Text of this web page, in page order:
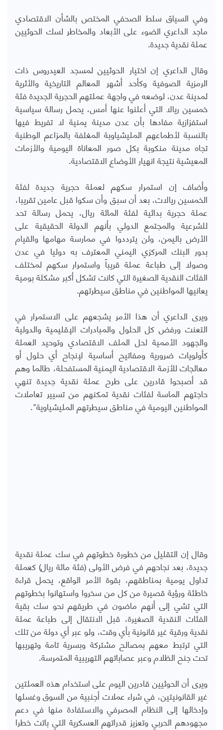
وفي السياق سلط الصحفي المختص بالشأن الاقتصادي
ماجد الداعري الضوء على الأبعاد والمخاطر لسك الحوثيين
عملة نقدية جديدة.
وقال الداعري إن اختيار الحوثيين لمسجد العيدروس ذات
الرمزية الصوفية وكأحد أشهر المعالم التاريخية والأثرية
لمدينة عدن، لوضعه في واجهة عملتهم الحجرية الجديدة فئة
خمسين ريالا التي أعلنوا عنها أمس، يحمل رسالة سياسية
استفزازية مفادها بأن عدن مدينة يمنية لا تفريط فيها
بالنسبة لأطماعهم المليشياوبة المغلفة بالمزاعم الوطنية
تجاه مدينة منكوبة بكل صور المعاناة اليومية والأزمات
المعيشية نتيجة انهيار الأوضاع الاقتصادية.
وأضاف إن استمرار سكهم لعملة حجرية جديدة لفئة
الخمسين ريالات، بعد أن سبق وأن سكوا قبل عامين تقريبا،
عملة حجرية بدائية لفئة المائة ريال، يحمل رسالة تحد
للشرعية والمجتمع الدولي بأنهم الدولة الحقيقية على
الأرض باليمن، ولن يترددوا في ممارسة مهامها والقيام
بدور البنك المركزي اليمني المعترف به دوليا في عدن
وصولا إلى طباعة عملة قريباً واستمرار سكهم لمختلف
الفئات النقدية الصغيرة التي كانت تشكل أكبر مشكلة بومية
يعانيها المواطنين في مناطق سيطرتهم.
ويرى الداعري أن هذا الأمر يشجعهم على الاستمرار في
التعنت ورفض كل الحلول والمبادرات الإقليمية والدولية
والجهود الأممية لحل الملف الاقتصادي وتوحيد العملة
كأولويات ضرورية ومفاتيح أساسية لإنجاح أي حلول أو
معالجات للأزمة الاقتصادية اليمنية المستفحلة، طالما وهم
قد أصبحوا قادرين على طرح عملة نقدية جديدة تنهي
حاجتهم الماسة لفئات نقدية تمكنهم من تسيير تعاملات
المواطنين اليومية في مناطق سيطرتهم المليشياوية".
وقال إن التقليل من خطورة خطوتهم في سك عملة نقدية
جديدة، بعد نجاحهم في فرض الأولى (فئة مائة ريال) كعملة
تداول يومية بمناطقهم، بقوة الأمر الواقع، يحمل قراءة
خاطئة ورؤية قصيرة من كل من سخروا واستهانوا بخطوتهم
التي تشي إلى أنهم ماضون في طريقهم نحو سك بقية
الفئات النقدية الصغيرة، قبل الانتقال إلى طباعة عملة
نقدية ورقية غير قانونية بأي وقت، ولو عبر أي دولة من تلك
التي ترتبط معهم بمصالح مشتركة وبسرية تامة وتهريبها
تحت جنح الظلام وعبر عصاباتهم التهريبية المتمرسة.
ويرى أن الحوثيين قادرين اليوم على استخدام هذه العملتين
غير القانونيتين، في شراء عملات أجنبية من السوق وغسلها
وإدخالها إلى النظام المصرفي والاستفادة منها في دعم
مجهودهم الحربي وتعزيز قدراتهم العسكرية التي باتت خطرا